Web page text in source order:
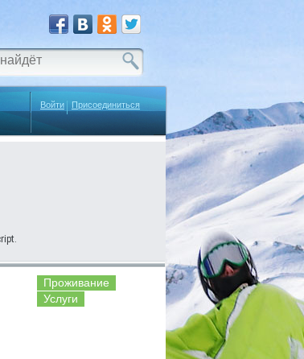
Войти Присоединиться
Проживание
Услуги